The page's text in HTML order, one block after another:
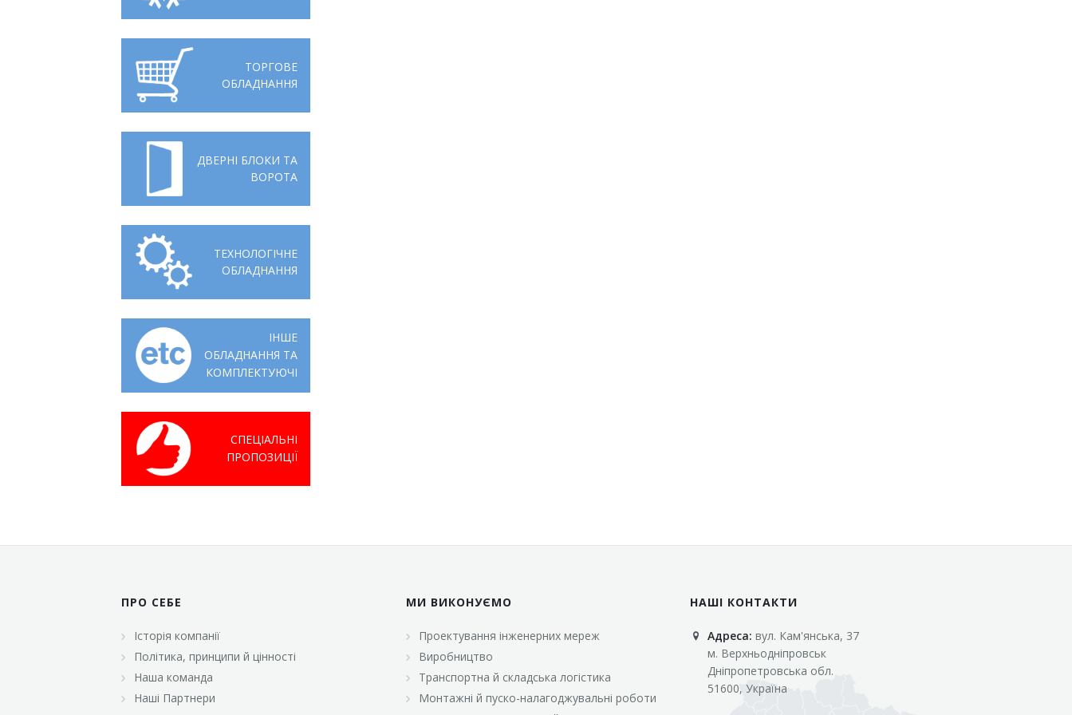
Ліцензії, сертифікати, дипломи
Відео
Вакансії
Сервіс
Модернізація
ТОРГОВЕ
ОБЛАДНАННЯ
ДВЕРНІ БЛОКИ ТА
ВОРОТА
ТЕХНОЛОГІЧНЕ
ОБЛАДНАННЯ
ІНШЕ
ОБЛАДНАННЯ ТА
КОМПЛЕКТУЮЧІ
СПЕЦІАЛЬНІ
ПРОПОЗИЦІЇ
ПРО СЕБЕ
Історія компанії
Політика, принципи й цінності
Наша команда
Наші Партнери
МИ ВИКОНУЄМО
Проектування інженерних мереж
Виробництво
Транспортна й складська логістика
Монтажні й пуско-налагоджувальні роботи
НАШІ КОНТАКТИ
Адреса: вул. Кам'янська, 37
м. Верхньодніпровськ
Дніпропетровська обл.
51600, Україна